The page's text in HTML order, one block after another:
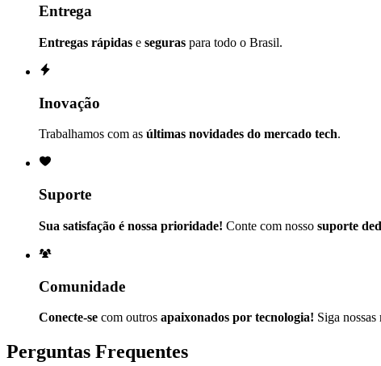
Entrega
Entregas rápidas e seguras para todo o Brasil.
Inovação
Trabalhamos com as últimas novidades do mercado tech.
Suporte
Sua satisfação é nossa prioridade! Conte com nosso suporte
Comunidade
Conecte-se com outros apaixonados por tecnologia! Siga nossas
Perguntas Frequentes